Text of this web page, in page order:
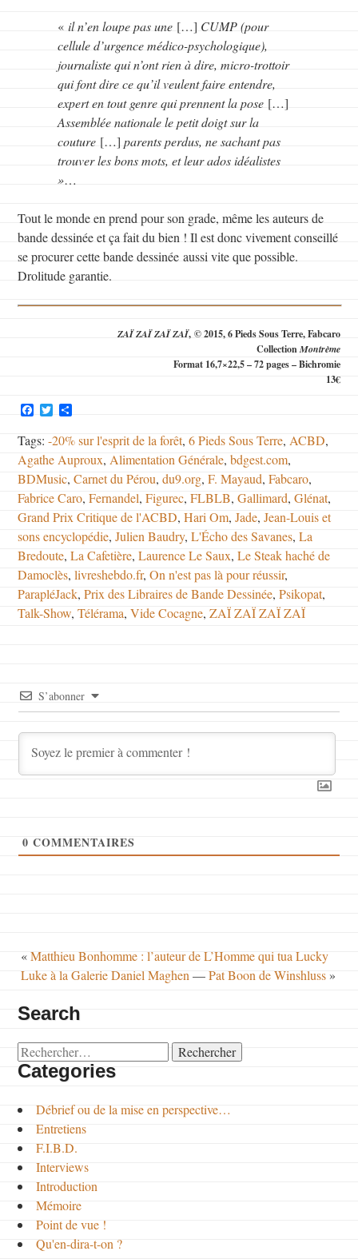
«il n’en loupe pas une […] CUMP (pour
cellule d’urgence médico-psychologique),
journaliste qui n’ont rien à dire, micro-trottoir
qui font dire ce qu’il veulent faire entendre,
expert en tout genre qui prennent la pose […]
Assemblée nationale le petit doigt sur la
couture […]parents perdus, ne sachant pas
trouver les bons mots, et leur ados idéalistes
»…
Tout le monde en prend pour son grade, même les auteurs de
bande dessinée et ça fait du bien ! Il est donc vivement conseillé
se procurer cette bande dessinée aussi vite que possible.
Drolitude garantie.
ZAÏ ZAÏ ZAÏ ZAÏ, © 2015, 6 Pieds Sous Terre, Fabcaro
CollectionMontrème
Format 16,7×22,5 – 72 pages – Bichromie
13€
Facebook
Twitter
Tags:-20% sur l'esprit de la forêt,6 Pieds Sous Terre, ACBD,
Agathe Auproux, Alimentation Générale,bdgest.com,
BDMusic,Carnet du Pérou,du9.org,F. Mayaud,Fabcaro,
Fabrice Caro,Fernandel,Figurec,FLBLB,Gallimard,Glénat,
Grand Prix Critique de l'ACBD,Hari Om,Jade,Jean-Louis et
sons encyclopédie,Julien Baudry,L'Écho des Savanes,La
Bredoute,La Cafetière,Laurence Le Saux,Le Steak haché de
Damoclès,livreshebdo.fr,On n'est pas là pour réussir,
ParapléJack,Prix des Libraires de Bande Dessinée,Psikopat,
Talk-Show,Télérama,Vide Cocagne,ZAÏ ZAÏ ZAÏ ZAÏ
S’abonner
0 COMMENTAIRES
«Matthieu Bonhomme : l’auteur de L’Homme qui tua Lucky
Luke à la Galerie Daniel Maghen —Pat Boon de Winshluss »
Search
Rechercher :
Categories
Débrief ou de la mise en perspective…
Entretiens
F.I.B.D.
Interviews
Introduction
Mémoire
Point de vue !
Qu'en-dira-t-on ?